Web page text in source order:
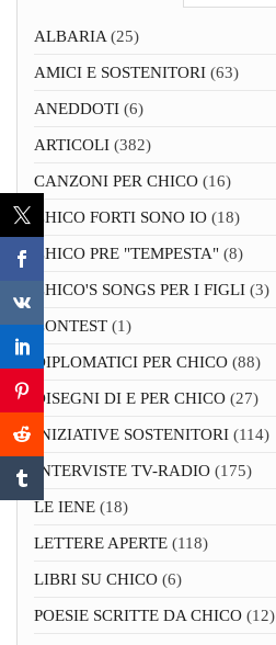
ALBARIA(25)
AMICI E SOSTENITORI (63)
ANEDDOTI (6)
ARTICOLI (382)
CANZONI PER CHICO (16)
CHICO FORTI SONO IO (18)
CHICO PRE "TEMPESTA" (8)
CHICO'S SONGS PER I FIGLI (3)
CONTEST (1)
DIPLOMATICI PER CHICO (88)
DISEGNI DI E PER CHICO (27)
INIZIATIVE SOSTENITORI (114)
INTERVISTE TV-RADIO (175)
LE IENE (18)
LETTERE APERTE (118)
LIBRI SU CHICO (6)
POESIE SCRITTE DA CHICO (12)